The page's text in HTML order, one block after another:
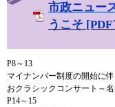
市政ニュー
うこそ
P8～13
マイナンバー制度の開始に
おクラシックコンサート～
P14～15